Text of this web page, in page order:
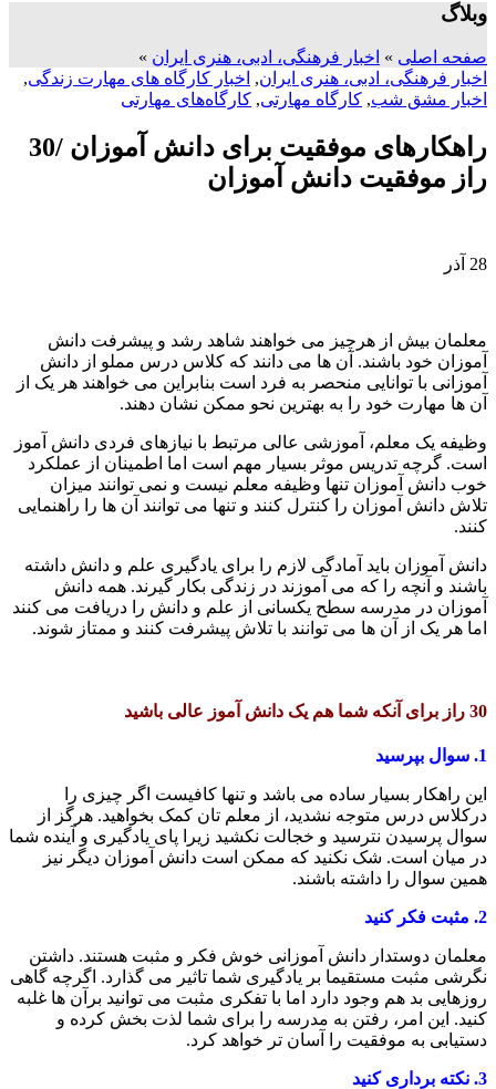
وبلاگ
صفحه اصلی » اخبار فرهنگی، ادبی، هنری ایران »
اخبار فرهنگی، ادبی، هنری ایران, اخبار کارگاه های مهارت زندگی,
اخبار مشق شب, کارگاه مهارتی, کارگاه‌های مهارتی
راهکارهای موفقیت برای دانش آموزان /30
راز موفقیت دانش آموزان
28 آذر
معلمان بیش از هرچیز می خواهند شاهد رشد و پیشرفت دانش
آموزان خود باشند. آن ها می دانند که کلاس درس مملو از دانش
آموزانی با توانایی منحصر به فرد است بنابراین می خواهند هر یک از
آن ها مهارت خود را به بهترین نحو ممکن نشان دهند.
وظیفه یک معلم، آموزشی عالی مرتبط با نیازهای فردی دانش آموز
است. گرچه تدریس موثر بسیار مهم است اما اطمینان از عملکرد
خوب دانش آموزان تنها وظیفه معلم نیست و نمی توانند میزان
تلاش دانش آموزان را کنترل کنند و تنها می توانند آن ها را راهنمایی
کنند.
دانش آموزان باید آمادگی لازم را برای یادگیری علم و دانش داشته
باشند و آنچه را که می آموزند در زندگی بکار گیرند. همه دانش
آموزان در مدرسه سطح یکسانی از علم و دانش را دریافت می کنند
اما هر یک از آن ها می توانند با تلاش پیشرفت کنند و ممتاز شوند.
30 راز برای آنکه شما هم یک دانش آموز عالی باشید
1. سوال بپرسید
این راهکار بسیار ساده می باشد و تنها کافیست اگر چیزی را
درکلاس درس متوجه نشدید، از معلم تان کمک بخواهید. هرگز از
سوال پرسیدن نترسید و خجالت نکشید زیرا پای یادگیری و آینده شما
در میان است. شک نکنید که ممکن است دانش آموزان دیگر نیز
همین سوال را داشته باشند.
2. مثبت فکر کنید
معلمان دوستدار دانش آموزانی خوش فکر و مثبت هستند. داشتن
نگرشی مثبت مستقیما بر یادگیری شما تاثیر می گذارد. اگرچه گاهی
روزهایی بد هم وجود دارد اما با تفکری مثبت می توانید برآن ها غلبه
کنید. این امر، رفتن به مدرسه را برای شما لذت بخش کرده و
دستیابی به موفقیت را آسان تر خواهد کرد.
3. نکته برداری کنید